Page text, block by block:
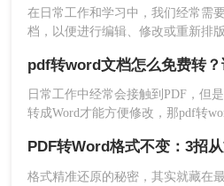
在日常工作和学习中，我们经常需
档，以便进行编辑、修改或重新排
时，Word文档则更为灵活。那么pdf
介绍三种将PDF转换成Word的实用
需求。
pdf转word文档怎么免费转？
日常工作中经常会接触到PDF，但
转成Word才能方便修改，那pdf转
藏！
格式精准还原的秘密，其实就藏在